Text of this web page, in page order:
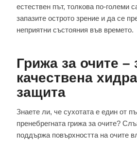
естествен път, толкова по-големи
запазите острото зрение и да се
неприятни състояния във времето.
Грижа за очите –
качествена
защита
Знаете ли, че сухотата е един от
пренебрегната грижа за очите?
поддържа повърхността на очите